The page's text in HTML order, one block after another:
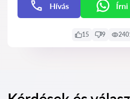
Hívás Írni
15 9